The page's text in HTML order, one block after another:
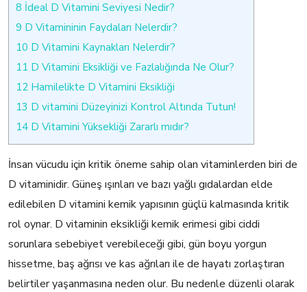
8 İdeal D Vitamini Seviyesi Nedir?
9 D Vitamininin Faydaları Nelerdir?
10 D Vitamini Kaynakları Nelerdir?
11 D Vitamini Eksikliği ve Fazlalığında Ne Olur?
12 Hamilelikte D Vitamini Eksikliği
13 D vitamini Düzeyinizi Kontrol Altında Tutun!
14 D Vitamini Yüksekliği Zararlı mıdır?
İnsan vücudu için kritik öneme sahip olan vitaminlerden biri de
D vitaminidir. Güneş ışınları ve bazı yağlı gıdalardan elde
edilebilen D vitamini kemik yapısının güçlü kalmasında kritik
rol oynar. D vitaminin eksikliği kemik erimesi gibi ciddi
sorunlara sebebiyet verebileceği gibi, gün boyu yorgun
hissetme, baş ağrısı ve kas ağrıları ile de hayatı zorlaştıran
belirtiler yaşanmasına neden olur. Bu nedenle düzenli olarak